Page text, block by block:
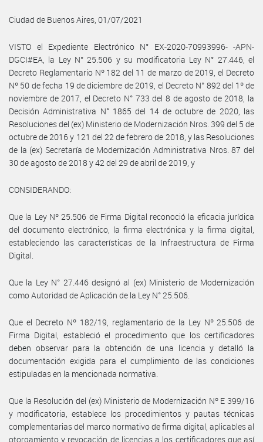
Ciudad de Buenos Aires, 01/07/2021
VISTO el Expediente Electrónico N° EX-2020-70993996- -APN-
DGCI#EA, la Ley N° 25.506 y su modificatoria Ley N° 27.446, el
Decreto Reglamentario Nº 182 del 11 de marzo de 2019, el Decreto
Nº 50 de fecha 19 de diciembre de 2019, el Decreto N° 892 del 1º de
noviembre de 2017, el Decreto N° 733 del 8 de agosto de 2018, la
Decisión Administrativa N° 1865 del 14 de octubre de 2020, las
Resoluciones del (ex) Ministerio de Modernización Nros. 399 del 5 de
octubre de 2016 y 121 del 22 de febrero de 2018, y las Resoluciones
de la (ex) Secretaría de Modernización Administrativa Nros. 87 del
30 de agosto de 2018 y 42 del 29 de abril de 2019, y
CONSIDERANDO:
Que la Ley Nº 25.506 de Firma Digital reconoció la eficacia jurídica
del documento electrónico, la firma electrónica y la firma digital,
estableciendo las características de la Infraestructura de Firma
Digital.
Que la Ley N° 27.446 designó al (ex) Ministerio de Modernización
como Autoridad de Aplicación de la Ley N° 25.506.
Que el Decreto Nº 182/19, reglamentario de la Ley Nº 25.506 de
Firma Digital, estableció el procedimiento que los certificadores
deben observar para la obtención de una licencia y detalló la
documentación exigida para el cumplimiento de las condiciones
estipuladas en la mencionada normativa.
Que la Resolución del (ex) Ministerio de Modernización Nº E 399/16
y modificatoria, establece los procedimientos y pautas técnicas
complementarias del marco normativo de firma digital, aplicables al
otorgamiento y revocación de licencias a los certificadores que así